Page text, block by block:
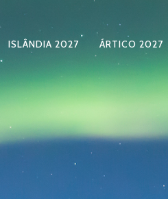
ISLÂNDIA 2027 ÁRTICO 2027